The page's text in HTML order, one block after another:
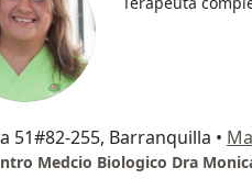
51#82-255, Barranquilla •
Medcio Biologico Dra